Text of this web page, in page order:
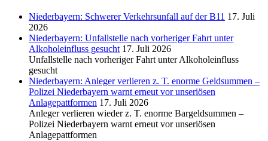
Niederbayern: Schwerer Verkehrsunfall auf der B11 17. Juli
2026
Niederbayern: Unfallstelle nach vorheriger Fahrt unter
Alkoholeinfluss gesucht 17. Juli 2026
Unfallstelle nach vorheriger Fahrt unter Alkoholeinfluss
gesucht
Niederbayern: Anleger verlieren z. T. enorme Geldsummen –
Polizei Niederbayern warnt erneut vor unseriösen
Anlagepattformen 17. Juli 2026
Anleger verlieren wieder z. T. enorme Bargeldsummen –
Polizei Niederbayern warnt erneut vor unseriösen
Anlagepattformen